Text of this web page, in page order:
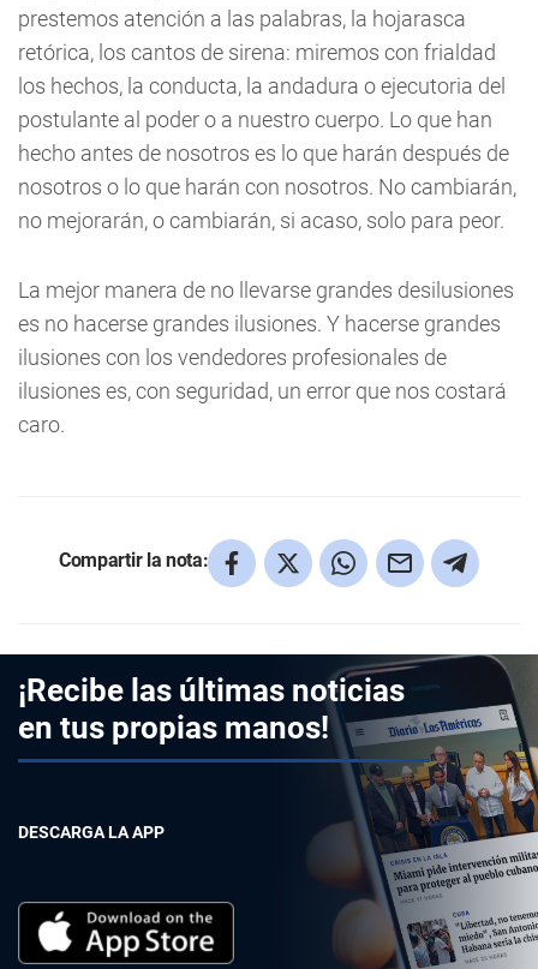
prestemos atención a las palabras, la hojarasca
retórica, los cantos de sirena: miremos con frialdad
los hechos, la conducta, la andadura o ejecutoria del
postulante al poder o a nuestro cuerpo. Lo que han
hecho antes de nosotros es lo que harán después de
nosotros o lo que harán con nosotros. No cambiarán,
no mejorarán, o cambiarán, si acaso, solo para peor.
La mejor manera de no llevarse grandes desilusiones
es no hacerse grandes ilusiones. Y hacerse grandes
ilusiones con los vendedores profesionales de
ilusiones es, con seguridad, un error que nos costará
caro.
Compartir la nota:
¡Recibe las últimas noticias
en tus propias manos!
DESCARGA LA APP